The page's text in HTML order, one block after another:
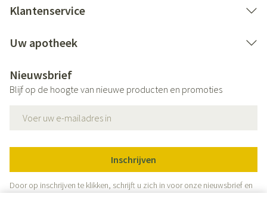
Klantenservice
Uw apotheek
Nieuwsbrief
Blijf op de hoogte van nieuwe producten en promoties
Inschrijven
Door op inschrijven te klikken, schrijft u zich in voor onze nieuwsbrief en